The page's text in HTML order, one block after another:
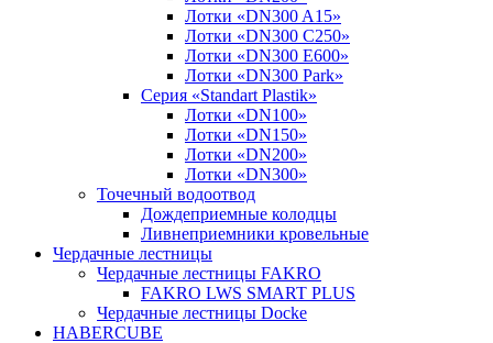
Лотки «DN300 A15»
Лотки «DN300 C250»
Лотки «DN300 E600»
Лотки «DN300 Park»
Серия «Standart Plastik»
Лотки «DN100»
Лотки «DN150»
Лотки «DN200»
Лотки «DN300»
Точечный водоотвод
Дождеприемные колодцы
Ливнеприемники кровельные
Чердачные лестницы
Чердачные лестницы FAKRO
FAKRO LWS SMART PLUS
Чердачные лестницы Docke
HABERCUBE